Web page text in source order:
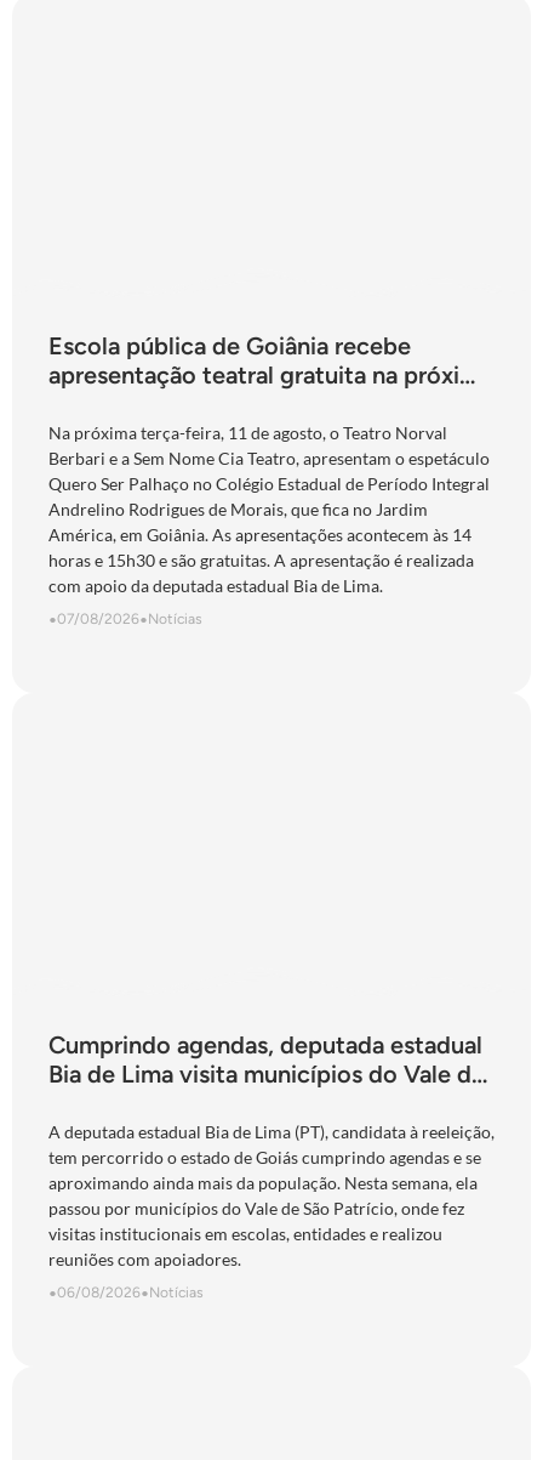
Escola pública de Goiânia recebe
apresentação teatral gratuita na próxima
Na próxima terça-feira, 11 de agosto, o Teatro Norval
Berbari e a Sem Nome Cia Teatro, apresentam o espetáculo
Quero Ser Palhaço no Colégio Estadual de Período Integral
Andrelino Rodrigues de Morais, que fica no Jardim
América, em Goiânia. As apresentações acontecem às 14
horas e 15h30 e são gratuitas. A apresentação é realizada
com apoio da deputada estadual Bia de Lima.
•07/08/2026•Notícias
Cumprindo agendas, deputada estadual
Bia de Lima visita municípios do Vale do
A deputada estadual Bia de Lima (PT), candidata à reeleição,
tem percorrido o estado de Goiás cumprindo agendas e se
aproximando ainda mais da população. Nesta semana, ela
passou por municípios do Vale de São Patrício, onde fez
visitas institucionais em escolas, entidades e realizou
reuniões com apoiadores.
•06/08/2026•Notícias